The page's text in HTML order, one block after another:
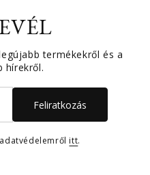
termékekről és a
hírekről.
Feliratkozás
itt.